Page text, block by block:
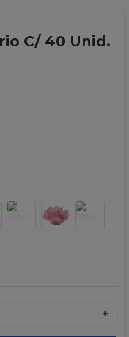
C/ 40 Unid.
+